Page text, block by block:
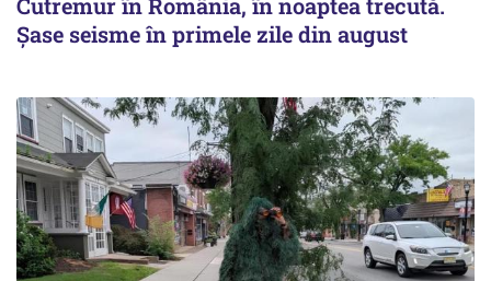
Șase seisme în primele zile din august